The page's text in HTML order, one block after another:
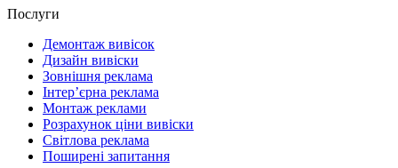
Послуги
Демонтаж вивісок
Дизайн вивіски
Зовнішня реклама
Інтер’єрна реклама
Монтаж реклами
Розрахунок ціни вивіски
Світлова реклама
Поширені запитання